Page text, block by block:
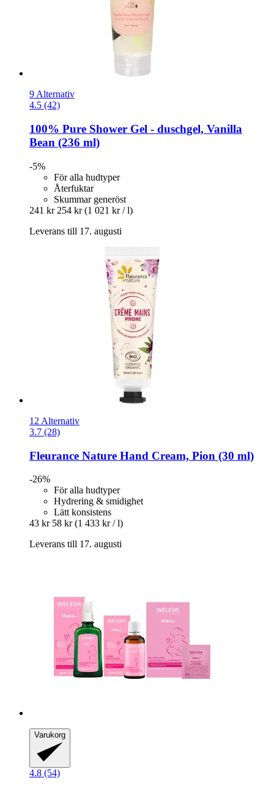
9 Alternativ
4.5 (42)
100% Pure Shower Gel -​ duschgel, Vanilla
Bean (236 ml)
-5%
För alla hudtyper
Återfuktar
Skummar generöst
241 kr 254 kr (1 021 kr / l)
Leverans till 17. augusti
12 Alternativ
3.7 (28)
Fleurance Nature Hand Cream, Pion (30 ml)
-26%
För alla hudtyper
Hydrering & smidighet
Lätt konsistens
43 kr 58 kr (1 433 kr / l)
Leverans till 17. augusti
Varukorg
4.8 (54)